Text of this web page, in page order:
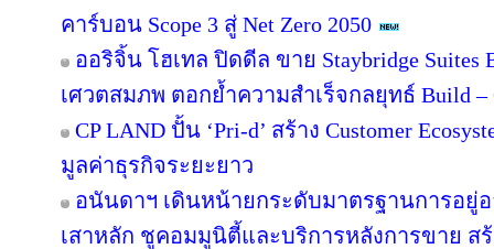
คาร์บอน Scope 3 สู่ Net Zero 2050
ออริจิ้น โฮเทล ปิดดีล ขาย Staybridge Suites
เศวตสมภพ ตอกย้ำความสำเร็จกลยุทธ์ Build –
CP LAND ปั้น ‘Pri-d’ สร้าง Customer
มูลค่าธุรกิจระยะยาว
อนันดาฯ เดินหน้ายกระดับมาตรฐานการอยู่อ
เสาหลัก ชูคอมมูนิตี้และบริการหลังการขาย สร้